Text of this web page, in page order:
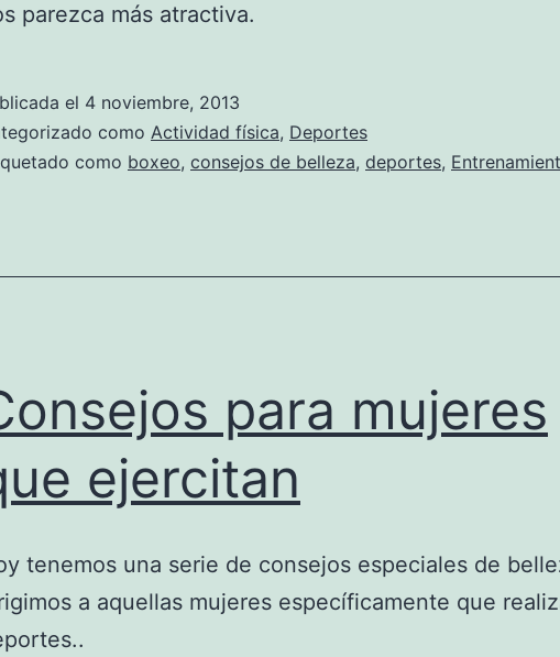
parezca más atractiva.
el 4 noviembre, 2013
como Actividad física, Deportes
como boxeo, consejos de belleza, deportes,
para mujeres
ejercitan
tenemos una serie de consejos especiales de
a aquellas mujeres específicamente que